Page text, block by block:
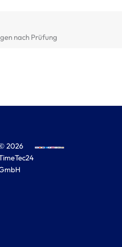
nach Prüfung
2026